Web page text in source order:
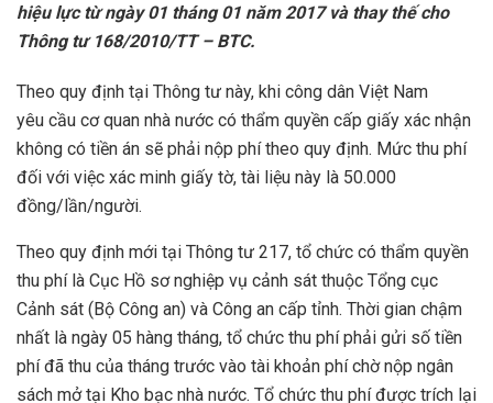
hiệu lực từ ngày 01 tháng 01 năm 2017 và thay thế cho
Thông tư 168/2010/TT – BTC.
Theo quy định tại Thông tư này, khi công dân Việt Nam
yêu cầu cơ quan nhà nước có thẩm quyền cấp giấy xác nhận
không có tiền án sẽ phải nộp phí theo quy định. Mức thu phí
đối với việc xác minh giấy tờ, tài liệu này là 50.000
đồng/lần/người.
Theo quy định mới tại Thông tư 217, tổ chức có thẩm quyền
thu phí là Cục Hồ sơ nghiệp vụ cảnh sát thuộc Tổng cục
Cảnh sát (Bộ Công an) và Công an cấp tỉnh. Thời gian chậm
nhất là ngày 05 hàng tháng, tổ chức thu phí phải gửi số tiền
phí đã thu của tháng trước vào tài khoản phí chờ nộp ngân
sách mở tại Kho bạc nhà nước. Tổ chức thu phí được trích lại